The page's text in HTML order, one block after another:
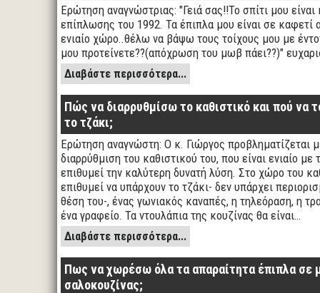
Ερώτηση αναγνώστριας: "Γειά σας!!Το σπίτι μου
επίπλωσης του 1992. Τα έπιπλα μου είναι σε καφετί
ενιαίο χώρο..θέλω να βάψω τους τοίχους μου με
μου προτείνετε??(απόχρωση του μωβ πάει??)"
Διαβάστε περισσότερα...
Πώς να διαρρυθμίσω το καθιστικό και πού να
το τζάκι;
Ερώτηση αναγνώστη: Ο κ. Γιώργος προβληματίζεται
διαρρύθμιση του καθιστικού του, που είναι ενιαίο με
επιθυμεί την καλύτερη δυνατή λύση. Στο χώρο του
επιθυμεί να υπάρχουν το τζάκι- δεν υπάρχει
θέση του-, ένας γωνιακός καναπές, η τηλεόραση, η
ένα γραφείο. Τα ντουλάπια της κουζίνας θα είναι…
Διαβάστε περισσότερα...
Πως να χωρέσω όλα τα απαραίτητα έπιπλα σε
σαλοκουζίνας;